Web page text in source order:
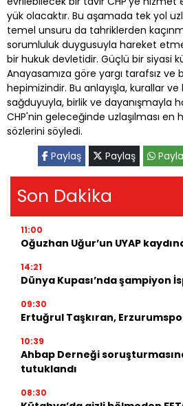
yük olacaktır. Bu aşamada tek yol
temel unsuru da tahriklerden
sorumluluk duygusuyla hareket
bir hukuk devletidir. Güçlü bir siyasi
Anayasamıza göre yargı tarafsız ve
hepimizindir. Bu anlayışla, kurallar
sağduyuyla, birlik ve dayanışmayla
CHP'nin geleceğinde uzlaşılması en
sözlerini söyledi.
Paylaş
Paylaş
Son Dakika
11:00
Oğuzhan Uğur’un UYAP
14:21
Dünya Kupası’nda şampiyon
09:30
Ertuğrul Taşkıran,
10:39
Ahbap Derneği
tutuklandı
08:30